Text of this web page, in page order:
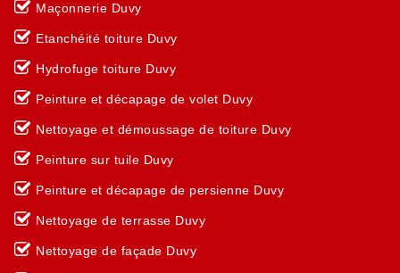
Maçonnerie Duvy
Etanchéité toiture Duvy
Hydrofuge toiture Duvy
Peinture et décapage de volet Duvy
Nettoyage et démoussage de toiture Duvy
Peinture sur tuile Duvy
Peinture et décapage de persienne Duvy
Nettoyage de terrasse Duvy
Nettoyage de façade Duvy